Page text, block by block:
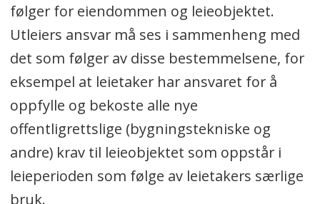
følger for eiendommen og leieobjektet.
Utleiers ansvar må ses i sammenheng med
det som følger av disse bestemmelsene, for
eksempel at leietaker har ansvaret for å
oppfylle og bekoste alle nye
offentligrettslige (bygningstekniske og
andre) krav til leieobjektet som oppstår i
leieperioden som følge av leietakers særlige
bruk.